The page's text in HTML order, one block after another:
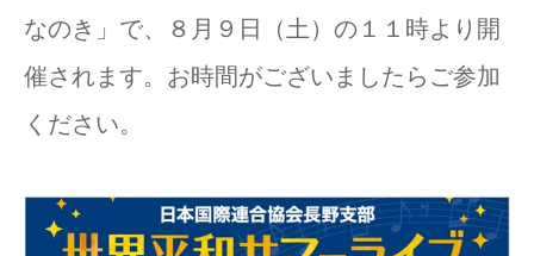
なのき」で、８月９日（土）の１１時より開
催されます。お時間がございましたらご参加
ください。